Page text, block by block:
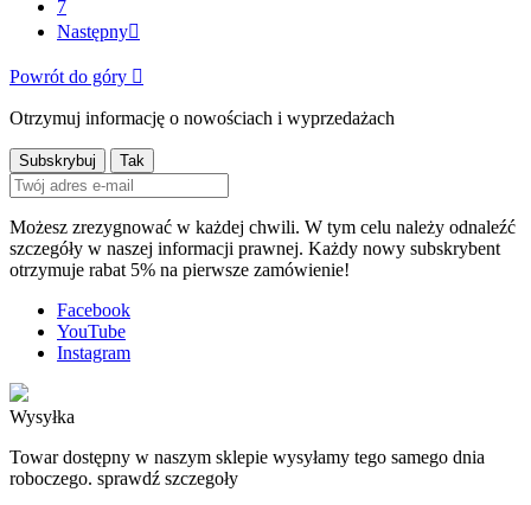
7
Następny
Powrót do góry 
Otrzymuj informację o nowościach i wyprzedażach
Możesz zrezygnować w każdej chwili. W tym celu należy odnaleźć
szczegóły w naszej informacji prawnej. Każdy nowy subskrybent
otrzymuje rabat 5% na pierwsze zamówienie!
Facebook
YouTube
Instagram
Wysyłka
Towar dostępny w naszym sklepie wysyłamy tego samego dnia
roboczego. sprawdź szczegoły